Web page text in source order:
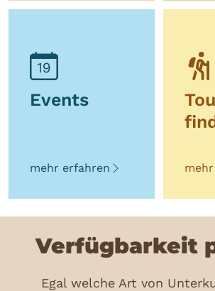
Events
mehr erfahren
Verfügbarkeit
Egal welche Art von